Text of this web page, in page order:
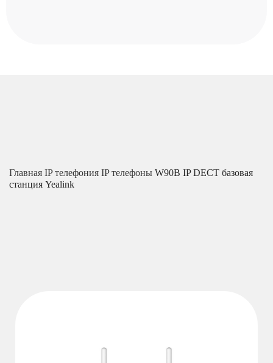
Главная IP телефония IP телефоны W90B IP DECT базовая
станция Yealink